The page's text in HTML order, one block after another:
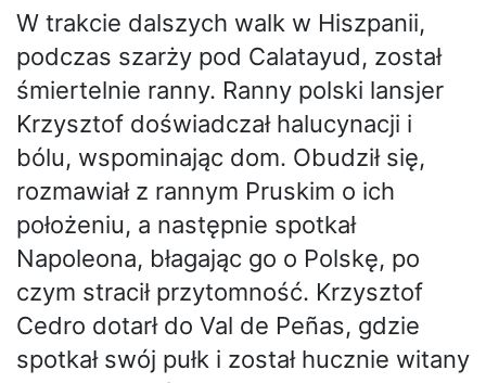
W trakcie dalszych walk w Hiszpanii,
podczas szarży pod Calatayud, został
śmiertelnie ranny. Ranny polski lansjer
Krzysztof doświadczał halucynacji i
bólu, wspominając dom. Obudził się,
rozmawiał z rannym Pruskim o ich
położeniu, a następnie spotkał
Napoleona, błagając go o Polskę, po
czym stracił przytomność. Krzysztof
Cedro dotarł do Val de Peñas, gdzie
spotkał swój pułk i został hucznie witany